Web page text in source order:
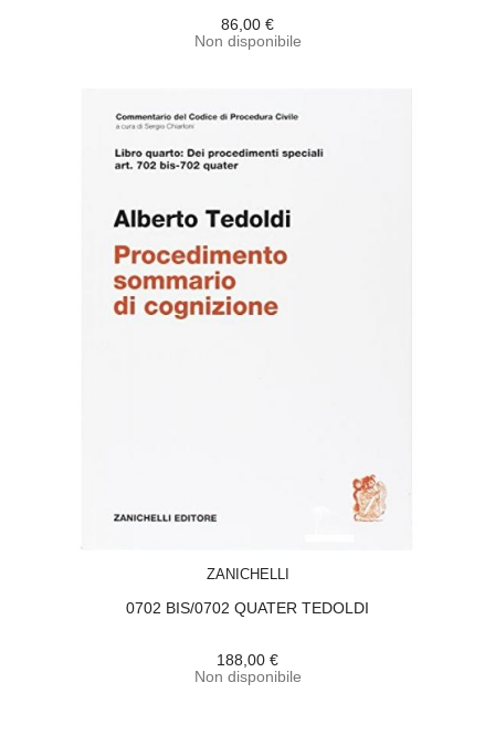
86,00 €
Non disponibile
ZANICHELLI
0702 BIS/0702 QUATER TEDOLDI
188,00 €
Non disponibile